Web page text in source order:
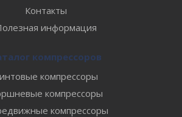
Контакты
информация
компрессоров
компрессоры
компрессоры
компрессоры